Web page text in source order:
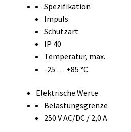
Spezifikation
Impuls
Schutzart
IP 40
Temperatur, max.
-25 … +85 °C
Elektrische Werte
Belastungsgrenze
250 V AC/DC / 2,0 A